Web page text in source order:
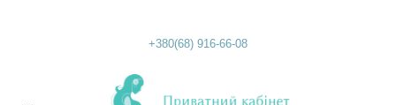
+380(68) 916-66-08